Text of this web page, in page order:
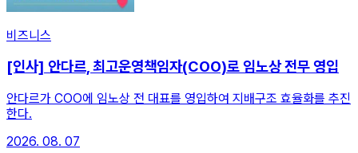
비즈니스
[인사] 안다르, 최고운영책임자(COO)로 임노상 전무 영입
안다르가 COO에 임노상 전 대표를 영입하여 지배구조 효율화를 추진
한다.
2026. 08. 07